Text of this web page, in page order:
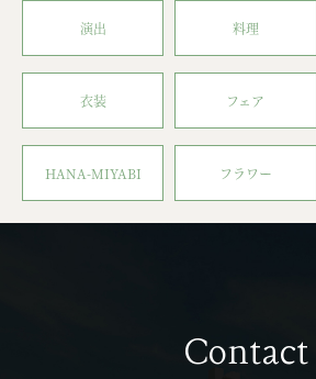
演出 料理
衣装 フェア
HANA-MIYABI フラワー
Contact